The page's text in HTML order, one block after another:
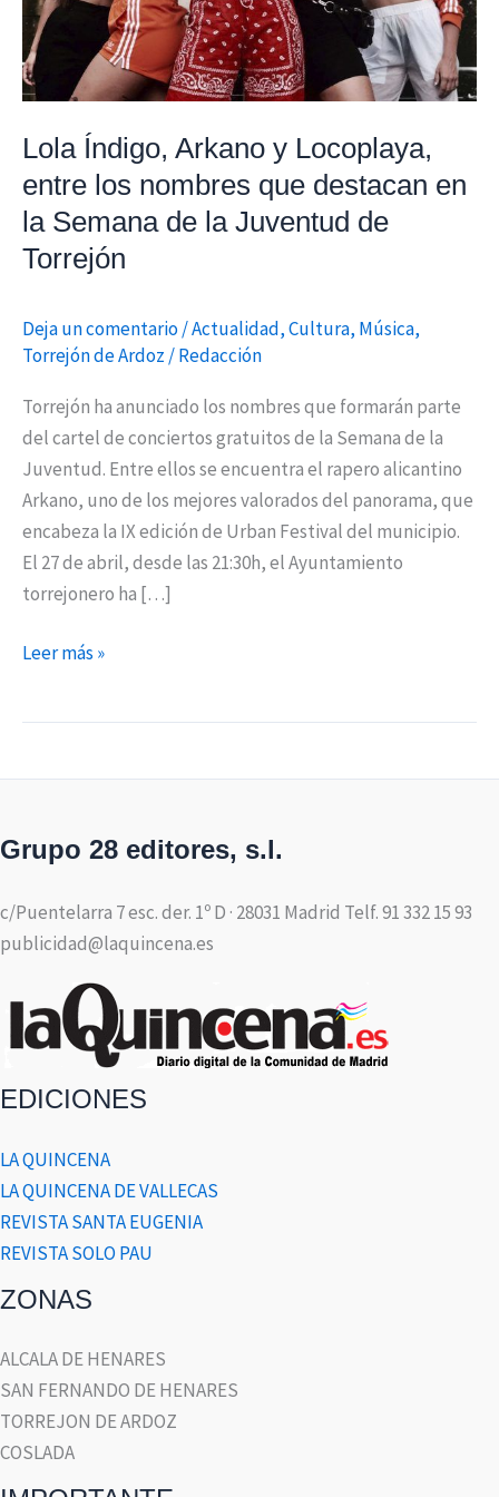
Lola Índigo, Arkano y Locoplaya,
entre los nombres que destacan en
la Semana de la Juventud de
Torrejón
Deja un comentario/Actualidad,Cultura, Música,
Torrejón de Ardoz /Redacción
Torrejón ha anunciado los nombres que formarán parte
del cartel de conciertos gratuitos de la Semana de la
Juventud. Entre ellos se encuentra el rapero alicantino
Arkano, uno de los mejores valorados del panorama, que
encabeza la IX edición de Urban Festival del municipio.
El 27 de abril, desde las 21:30h, el Ayuntamiento
torrejonero ha […]
que
destacan
en
Semana
de
la
Juventud
de
Leer más »
Grupo 28 editores, s.l.
c/Puentelarra 7 esc. der. 1º D · 28031 Madrid Telf. 91 332 15 93
publicidad@laquincena.es
EDICIONES
LA QUINCENA
LA QUINCENA DE VALLECAS
REVISTA SANTA EUGENIA
REVISTA SOLO PAU
ZONAS
ALCALA DE HENARES
SAN FERNANDO DE HENARES
TORREJON DE ARDOZ
COSLADA